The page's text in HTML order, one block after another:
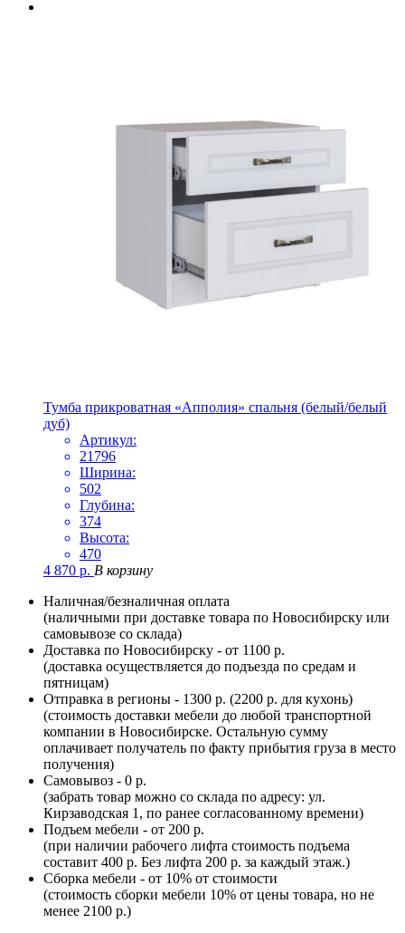
Тумба прикроватная «Апполия» спальня (белый/белый
дуб)
Артикул:
21796
Ширина:
502
Глубина:
374
Высота:
470
4 870 р. В корзину
Наличная/безналичная оплата
(наличными при доставке товара по Новосибирску или
самовывозе со склада)
Доставка по Новосибирску - от 1100 р.
(доставка осуществляется до подъезда по средам и
пятницам)
Отправка в регионы - 1300 р. (2200 р. для кухонь)
(стоимость доставки мебели до любой транспортной
компании в Новосибирске. Остальную сумму
оплачивает получатель по факту прибытия груза в место
получения)
Самовывоз - 0 р.
(забрать товар можно со склада по адресу: ул.
Кирзаводская 1, по ранее согласованному времени)
Подъем мебели - от 200 р.
(при наличии рабочего лифта стоимость подъема
составит 400 р. Без лифта 200 р. за каждый этаж.)
Сборка мебели - от 10% от стоимости
(стоимость сборки мебели 10% от цены товара, но не
менее 2100 р.)